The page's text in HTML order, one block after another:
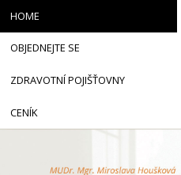
HOME
OBJEDNEJTE SE
ZDRAVOTNÍ POJIŠŤOVNY
CENÍK